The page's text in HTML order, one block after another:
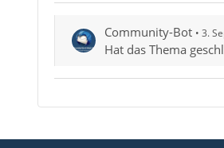
Community-Bot 3.
Hat das Thema